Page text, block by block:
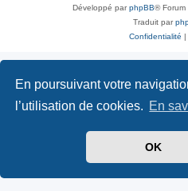
En poursuivant votre
l’utilisation de cookies. En
OK
Développé parphpBB® Forum
Traduit par
Confidentialité |